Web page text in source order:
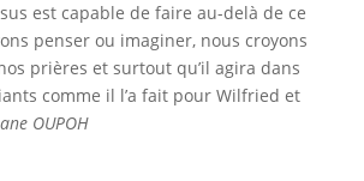
est capable de faire au-delà de ce
penser ou imaginer, nous croyons
prières et surtout qu’il agira dans
comme il l’a fait pour Wilfried et
OUPOH